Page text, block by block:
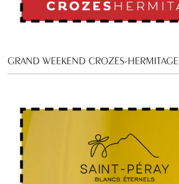
GRAND WEEKEND CROZES-HERMITAGE